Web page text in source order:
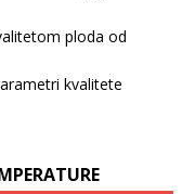
ploda od
kvalitete